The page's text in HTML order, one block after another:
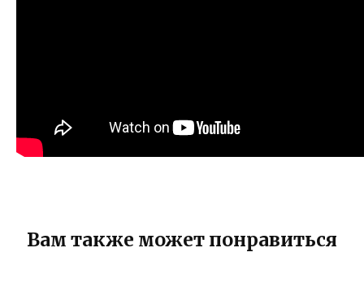
Вам также может понравиться